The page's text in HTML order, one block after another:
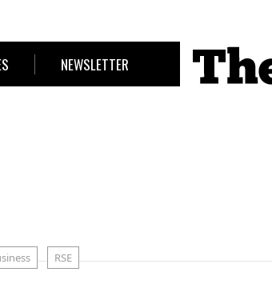
NEWSLETTER
RSE